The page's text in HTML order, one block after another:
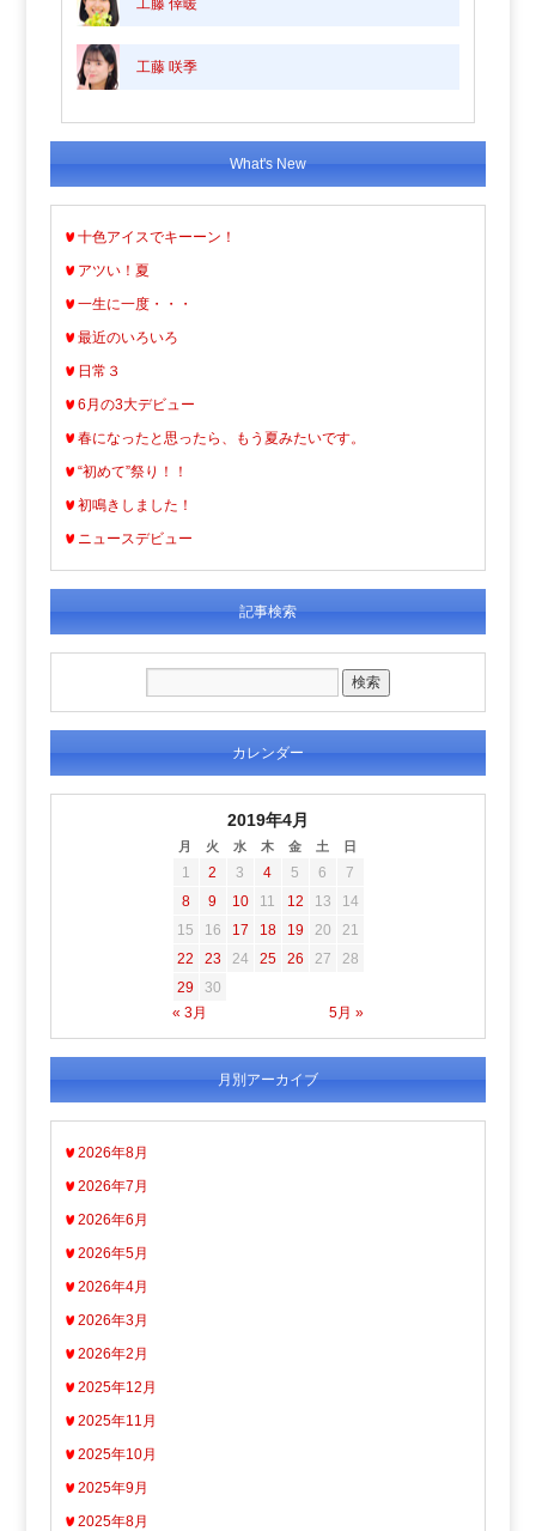
工藤 咲季
What's New
十色アイスでキーーン！
アツい！夏
一生に一度・・・
最近のいろいろ
日常３
6月の3大デビュー
春になったと思ったら、もう夏みたいです。
“初めて”祭り！！
初鳴きしました！
ニュースデビュー
記事検索
カレンダー
2019年4月
月 火 水 木 金 土 日
« 3月 5月 »
1 2 3 4 5 6
7
8
9 10 11 12 13
14
15
16 17 18 19 20
21
22
23 24 25 26 27
28
29
30
月別アーカイブ
2026年8月
2026年7月
2026年6月
2026年5月
2026年4月
2026年3月
2026年2月
2025年12月
2025年11月
2025年10月
2025年9月
2025年8月